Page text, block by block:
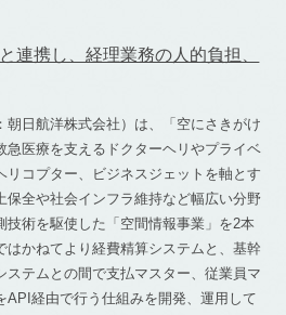
連携し、経理業務の人的負担、
朝日航洋株式会社）は、「空にさきがけ
急医療を支えるドクターヘリやプライベ
リコプター、ビジネスジェットを軸とす
保全や社会インフラ維持など幅広い分野
技術を駆使した「空間情報事業」を2本
はかねてより経費精算システムと、基幹
ステムとの間で支払マスター、従業員マ
API経由で行う仕組みを開発、運用して